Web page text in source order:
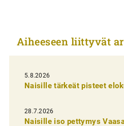
k
e
l
i
e
n
Aiheeseen liittyvät
5.8.2026
Naisille tärkeät pisteet
28.7.2026
Naisille iso pettymys